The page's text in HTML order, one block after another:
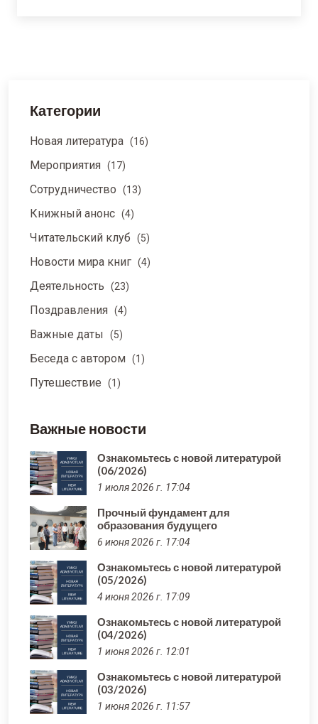
Категории
Новая литература (16)
Мероприятия (17)
Сотрудничество (13)
Книжный анонс (4)
Читательский клуб (5)
Новости мира книг (4)
Деятельность (23)
Поздравления (4)
Важные даты (5)
Беседа с автором (1)
Путешествие (1)
Важные новости
Ознакомьтесь с новой литературой
(06/2026)
1 июля 2026 г. 17:04
Прочный фундамент для
образования будущего
6 июня 2026 г. 17:04
Ознакомьтесь с новой литературой
(05/2026)
4 июня 2026 г. 17:09
Ознакомьтесь с новой литературой
(04/2026)
1 июня 2026 г. 12:01
Ознакомьтесь с новой литературой
(03/2026)
1 июня 2026 г. 11:57